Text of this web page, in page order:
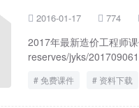
 2016-01-17  774
2017年最新造价工程师
reserves/jyks/
免费课件 资料下载